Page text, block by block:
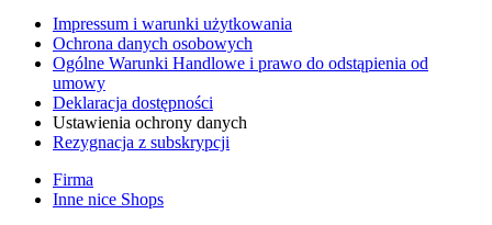
Impressum i warunki użytkowania
Ochrona danych osobowych
Ogólne Warunki Handlowe i prawo do odstąpienia od
umowy
Deklaracja dostępności
Ustawienia ochrony danych
Rezygnacja z subskrypcji
Firma
Inne nice Shops